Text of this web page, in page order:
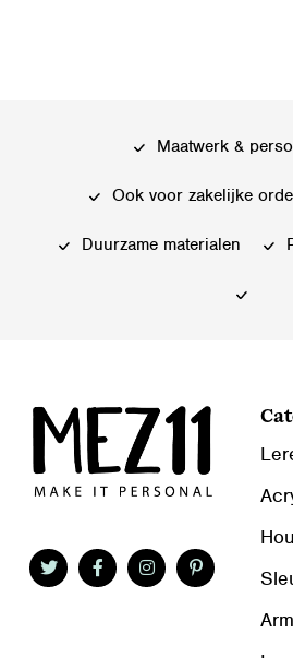
Maatwerk &
Ook voor zakelijke
Duurzame materialen